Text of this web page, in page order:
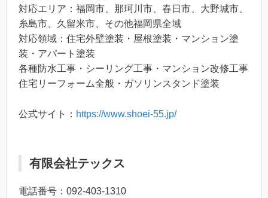
対応エリア：福岡市、那珂川市、春日市、大野城市、
糸島市、久留米市、その他福岡県全域
対応領域：住宅外壁塗装・屋根塗装・マンション塗
装・アパート塗装
各種防水工事・シーリング工事・マンション改修工事
住宅リーフォーム全般・ガソリンスタンド塗装
公式サイト： https://www.shoei-55.jp/
有限会社テックス
電話番号：092-403-1310